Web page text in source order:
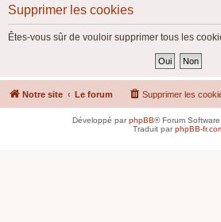
Supprimer les cookies
Êtes-vous sûr de vouloir supprimer tous les
Notre site Le forum Supprimer les
Développé parphpBB® Forum
Traduit parphpBB-